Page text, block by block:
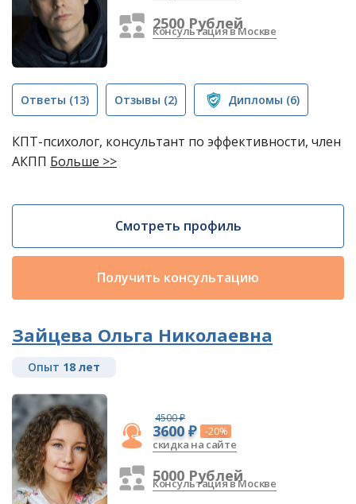
2500 Рублей
Консультация в Москве
Ответы (13) Отзывы (2) Дипломы (6)
КПТ-психолог, консультант по эффективности, член
АКПП Больше >>
Смотреть профиль
Получить консультацию
Зайцева Ольга Николаевна
Опыт 18 лет
4500 ₽
3600 ₽ -20%
скидка на сайте
5000 Рублей
Консультация в Москве